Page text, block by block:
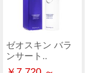
ゼオスキン バラ
ンサート..